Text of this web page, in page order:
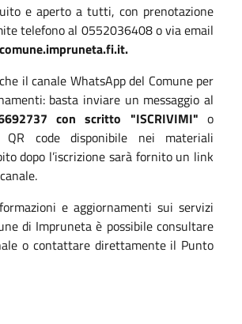
e aperto a tutti, con prenotazione
telefono al 0552036408 o via email
il canale WhatsApp del Comune per
basta inviare un messaggio al
con scritto "ISCRIVIMI" o
QR code disponibile nei materiali
dopo l’iscrizione sarà fornito un link
e aggiornamenti sui servizi
di Impruneta è possibile consultare
o contattare direttamente il Punto